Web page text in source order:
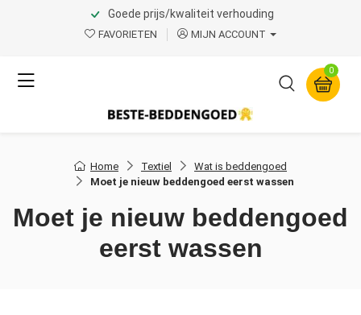
Goede prijs/kwaliteit verhouding
FAVORIETEN MIJN ACCOUNT
0
Home Textiel
Wat is beddengoed
Moet je nieuw beddengoed eerst wassen
Moet je nieuw beddengoed
eerst wassen